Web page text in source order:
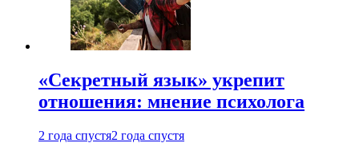
«Секретный язык» укрепит
отношения: мнение психолога
2 года спустя2 года спустя